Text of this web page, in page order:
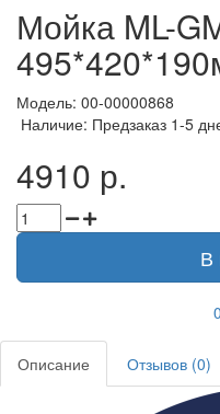
Мойка ML-
Модель: 00-00000868
Наличие: Предзаказ 1-5
4910 р.
В
Описание Отзывов (0)